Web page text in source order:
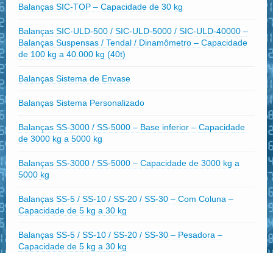
Balanças SIC-TOP – Capacidade de 30 kg
Balanças SIC-ULD-500 / SIC-ULD-5000 / SIC-ULD-40000 –
Balanças Suspensas / Tendal / Dinamômetro – Capacidade
de 100 kg a 40.000 kg (40t)
Balanças Sistema de Envase
Balanças Sistema Personalizado
Balanças SS-3000 / SS-5000 – Base inferior – Capacidade
de 3000 kg a 5000 kg
Balanças SS-3000 / SS-5000 – Capacidade de 3000 kg a
5000 kg
Balanças SS-5 / SS-10 / SS-20 / SS-30 – Com Coluna –
Capacidade de 5 kg a 30 kg
Balanças SS-5 / SS-10 / SS-20 / SS-30 – Pesadora –
Capacidade de 5 kg a 30 kg